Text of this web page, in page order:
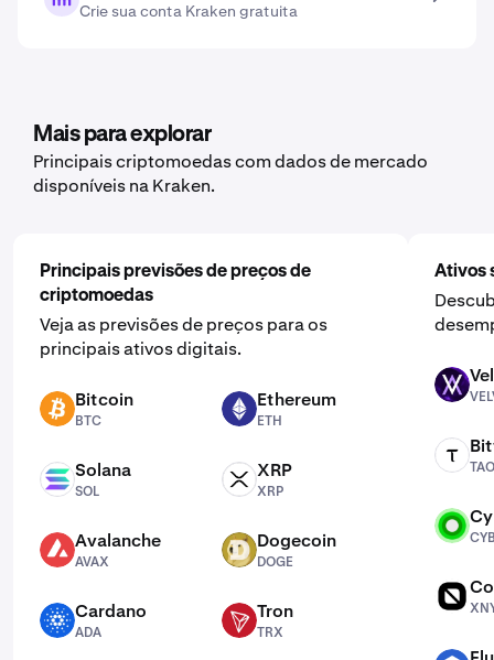
Crie sua conta Kraken gratuita
Mais para explorar
Principais criptomoedas com dados de mercado
disponíveis na Kraken.
Principais previsões de preços de
criptomoedas
Veja as previsões de preços para os
principais ativos digitais.
BTC Bitcoin
BTC
ETH Ethereum
ETH
SOL Solana
SOL
XRP XRP
XRP
AVAX Avalanche
AVAX
DOGE Dogecoin
DOGE
ADA Cardano
ADA
TRX Tron
TRX
Ativos
VELVET
TAO
TAO
CYBER
XNY